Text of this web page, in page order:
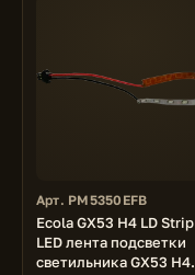
Арт. PM5350EFB
Ecola GX53 H4 LD Strip
LED лента подсветки
светильника GX53 H4